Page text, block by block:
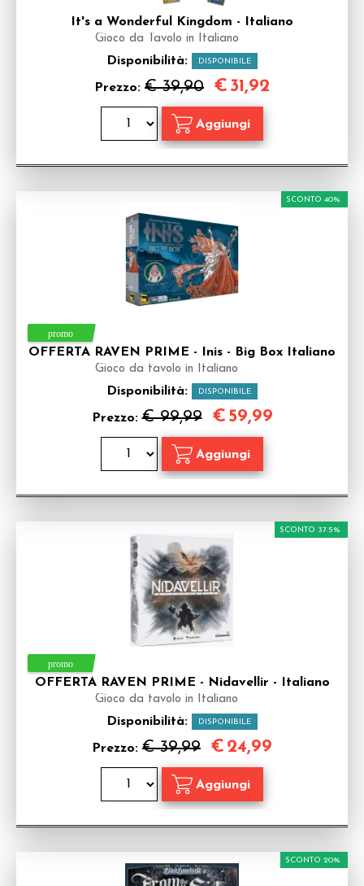
It's a Wonderful Kingdom - Italiano
Gioco da Tavolo in Italiano
Disponibilità: DISPONIBILE
Prezzo: € 39,90 € 31,92
OFFERTA RAVEN PRIME - Inis - Big Box Italiano
Gioco da tavolo in Italiano
Disponibilità: DISPONIBILE
Prezzo:€ 99,99
SCONTO 40%
€ 59,99
OFFERTA RAVEN PRIME - Nidavellir - Italiano
Gioco da tavolo in Italiano
Disponibilità: DISPONIBILE
Prezzo: € 39,99
SCONTO 37.5%
€ 24,99
SCONTO 20%